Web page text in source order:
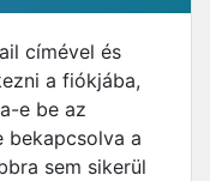
címével és
a fiókjába,
e be az
bekapcsolva a
sem sikerül